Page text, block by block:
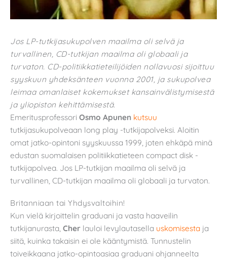
Jos LP-tutkijasukupolven maailma oli selvä ja
turvallinen, CD-tutkijan maailma oli globaali ja
turvaton. CD-politiikkatieteilijöiden nollavuosi sijoittuu
syyskuun yhdeksänteen vuonna 2001, ja sukupolvea
leimaa omanlaiset kokemukset kansainvälistymisestä
ja yliopiston kehittämisestä.
Emeritusprofessori Osmo Apunen kutsuu
tutkijasukupolveaan long play -tutkijapolveksi. Aloitin
omat jatko-opintoni syyskuussa 1999, joten ehkäpä minä
edustan suomalaisen politiikkatieteen compact disk -
tutkijapolvea. Jos LP-tutkijan maailma oli selvä ja
turvallinen, CD-tutkijan maailma oli globaali ja turvaton.
Britanniaan tai Yhdysvaltoihin!
Kun vielä kirjoittelin graduani ja vasta haaveilin
tutkijanurasta, Cher lauloi levylautasella uskomisesta ja
siitä, kuinka takaisin ei ole kääntymistä. Tunnustelin
toiveikkaana jatko-opintoasiaa graduani ohjanneelta